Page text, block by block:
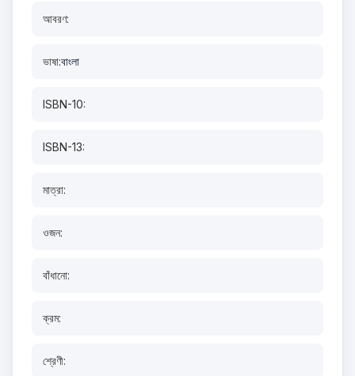
আবরণ:
ভাষা:বাংলা
ISBN-10:
ISBN-13:
মাত্রা:
ওজন:
বাঁধানো:
ক্রম:
শ্রেণী: